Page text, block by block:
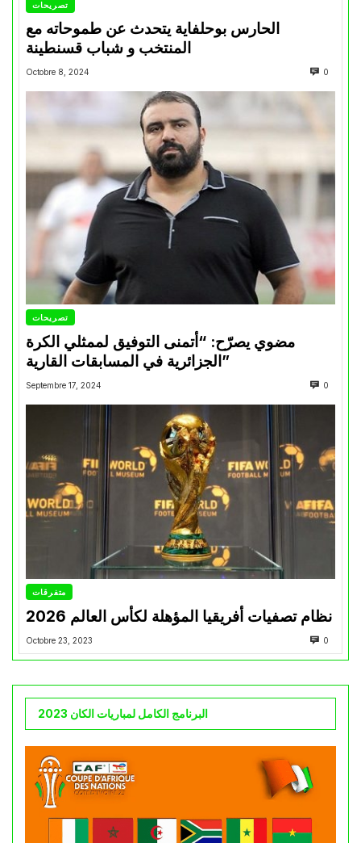
تصريحات
الحارس بوحلفاية يتحدث عن طموحاته مع
المنتخب و شباب قسنطينة
Octobre 8, 2024 0
تصريحات
مضوي يصرّح: “أتمنى التوفيق لممثلي الكرة
الجزائرية في المسابقات القارية”
Septembre 17, 2024 0
متفرقات
نظام تصفيات أفريقيا المؤهلة لكأس العالم 2026
Octobre 23, 2023 0
البرنامج الكامل لمباريات الكان 2023